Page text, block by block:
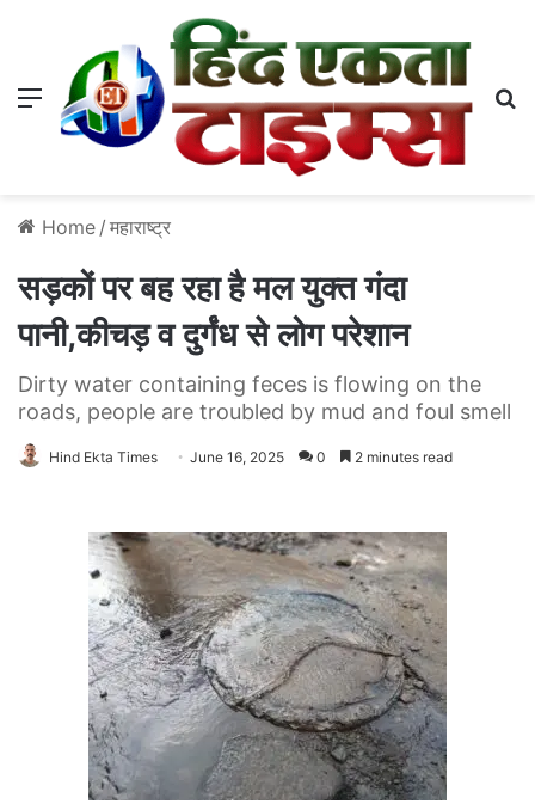
Menu
Home / महाराष्ट्र
सड़कों पर बह रहा है मल युक्त गंदा
पानी,कीचड़ व दुर्गंध से लोग परेशान
Dirty water containing feces is flowing on the
roads, people are troubled by mud and foul smell
Hind Ekta Times June 16, 2025 0 2 minutes read